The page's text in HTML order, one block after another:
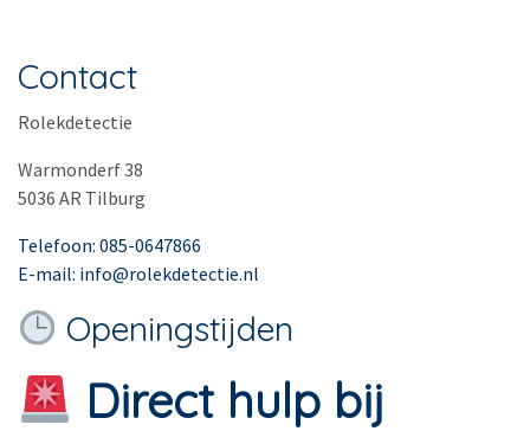
Contact
Rolekdetectie
Warmonderf 38
5036 AR Tilburg
Telefoon: 085-0647866
E-mail: info@rolekdetectie.nl
Openingstijden
Direct hulp bij